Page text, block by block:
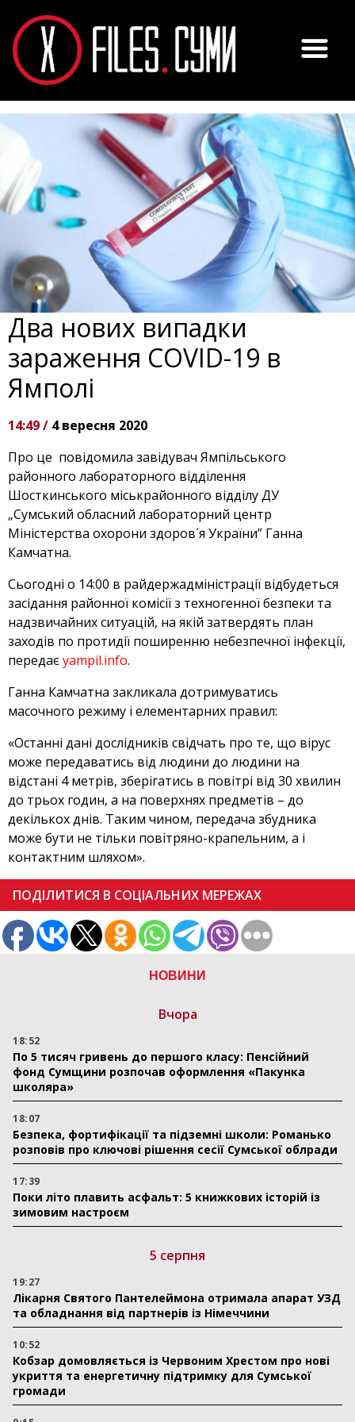
НОВИНИ
Вчора
18:52
По 5 тисяч гривень до першого класу: Пенсійний
фонд Сумщини розпочав оформлення «Пакунка
школяра»
18:07
Безпека, фортифікації та підземні школи: Романько
розповів про ключові рішення сесії Сумської облради
17:39
Поки літо плавить асфальт: 5 книжкових історій із
зимовим настроєм
5 серпня
19:27
Лікарня Святого Пантелеймона отримала апарат УЗД
та обладнання від партнерів із Німеччини
10:52
Кобзар домовляється із Червоним Хрестом про нові
укриття та енергетичну підтримку для Сумської
громади
Два нових випадки
зараження COVID-19 в
Ямполі
14:49 / 4 вересня 2020
Про це повідомила завідувач Ямпільського
районного лабораторного відділення
Шосткинського міськрайонного відділу ДУ
„Сумський обласний лабораторний центр
Міністерства охорони здоров´я України” Ганна
Камчатна.
Сьогодні о 14:00 в райдержадміністрації відбудеться
засідання районної комісії з техногенної безпеки та
надзвичайних ситуацій, на якій затвердять план
заходів по протидії поширенню небезпечної інфекції,
передаєyampil.info.
Ганна Камчатна закликала дотримуватись
масочного режиму і елементарних правил:
«Останні дані дослідників свідчать про те, що вірус
може передаватись від людини до людини на
відстані 4 метрів, зберігатись в повітрі від 30 хвилин
до трьох годин, а на поверхнях предметів – до
декількох днів. Таким чином, передача збудника
може бути не тільки повітряно-крапельним, а і
контактним шляхом».
ПОДІЛИТИСЯ В СОЦІАЛЬНИХ МЕРЕЖАХ